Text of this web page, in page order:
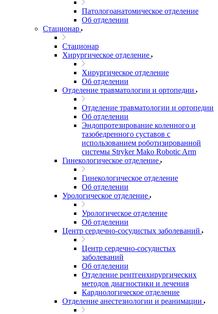
Патологоанатомическое отделение
Об отделении
Стационар
Стационар
Хирургическое отделение
Хирургическое отделение
Об отделении
Отделение травматологии и ортопедии
Отделение травматологии и ортопедии
Об отделении
Эндопротезирование коленного и
тазобедренного суставов с
использованием роботизированной
системы Stryker Mako Robotic Arm
Гинекологическое отделение
Гинекологическое отделение
Об отделении
Урологическое отделение
Урологическое отделение
Об отделении
Центр сердечно-сосудистых заболеваний
Центр сердечно-сосудистых
заболеваний
Об отделении
Отделение рентгенхирургических
методов диагностики и лечения
Кардиологическое отделение
Отделение анестезиологии и реанимации